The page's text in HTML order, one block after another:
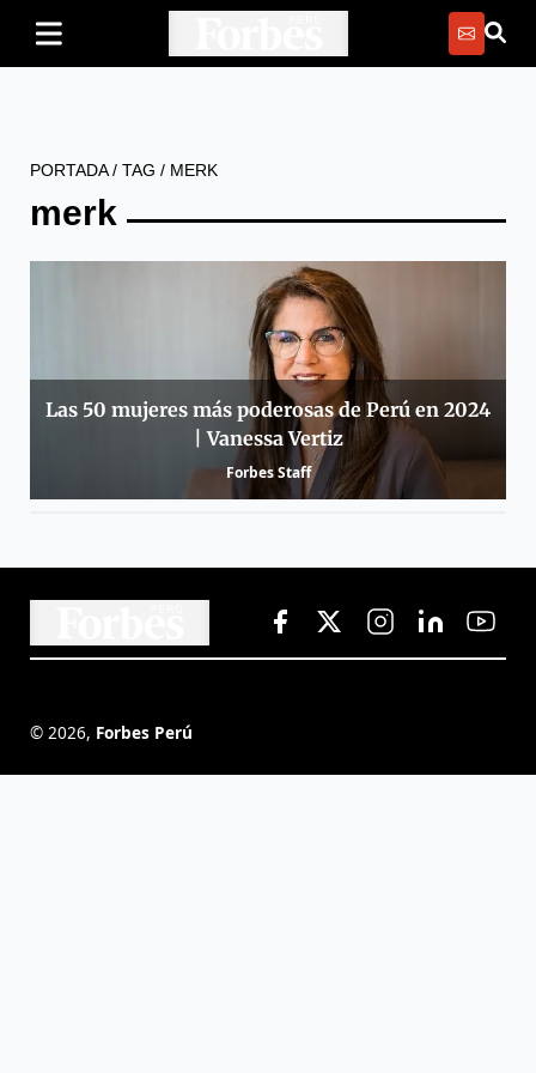
PORTADA/ TAG / MERK
merk
Las 50 mujeres más poderosas de Perú en 2024
| Vanessa Vertiz
Forbes Staff
© 2026, Forbes Perú